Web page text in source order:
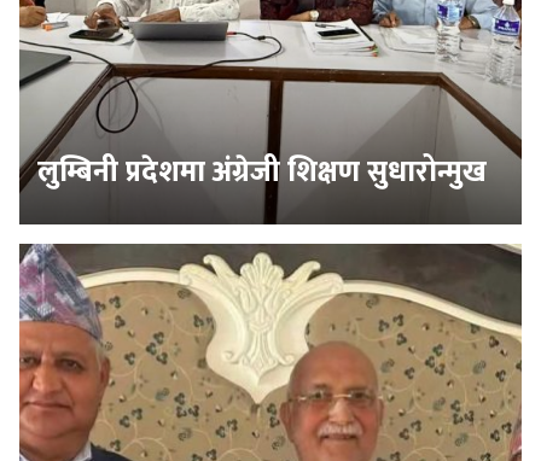
लुम्बिनी प्रदेशमा अंग्रेजी शिक्षण सुधारोन्मुख